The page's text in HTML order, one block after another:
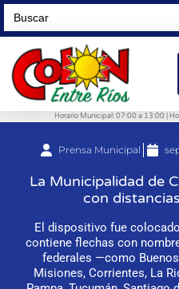
Search
for:
Horario Municipal: 07:00 a 13:00 |
Prensa Municipal
La Municipalidad de
con
El dispositivo fue
contiene flechas con
federales —como
Misiones, Corrientes, La